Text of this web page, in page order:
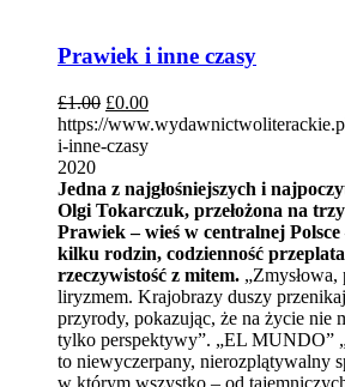
Prawiek i inne czasy
£1.00 £0.00
https://
i-inne-czasy
2020
Jedna z najgłośniejszych i
Olgi Tokarczuk, przełożona na
Prawiek – wieś w centralnej
kilku rodzin, codzienność przeplata
rzeczywistość z mitem.
liryzmem. Krajobrazy duszy
przyrody, pokazując, że na życie nie
tylko perspektywy”. „EL MUNDO”
to niewyczerpany, nierozplątywalny